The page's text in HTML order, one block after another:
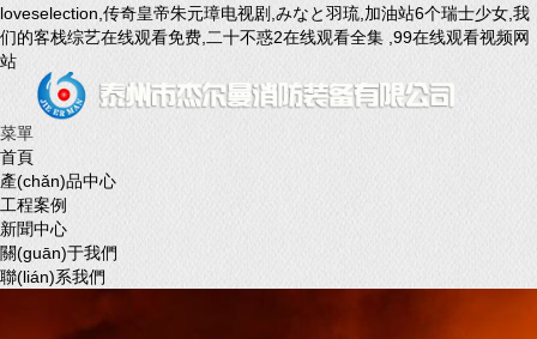
loveselection,传奇皇帝朱元璋电视剧,みなと羽琉,加油站6个瑞士少女,我
们的客栈综艺在线观看免费,二十不惑2在线观看全集 ,99在线观看视频网
站
菜單
首頁
產(chǎn)品中心
工程案例
新聞中心
關(guān)于我們
聯(lián)系我們